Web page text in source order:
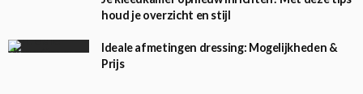
houd je overzicht en stijl
Ideale afmetingen dressing: Mogelijkheden &
Prijs